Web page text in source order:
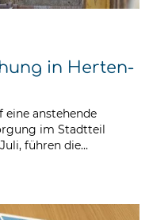
in Herten-
eine anstehende
im Stadtteil
führen die…